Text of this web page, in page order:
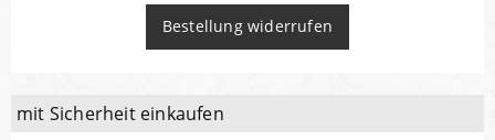
Bestellung widerrufen
mit Sicherheit einkaufen